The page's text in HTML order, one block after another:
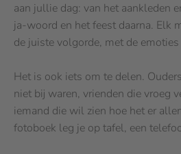
aan jullie dag: van het aankleden
ja-woord en het feest daarna. Elk
de juiste volgorde, met de emoties
Het is ook iets om te delen.
niet bij waren, vrienden die vroeg
iemand die wil zien hoe het er
fotoboek leg je op tafel, een